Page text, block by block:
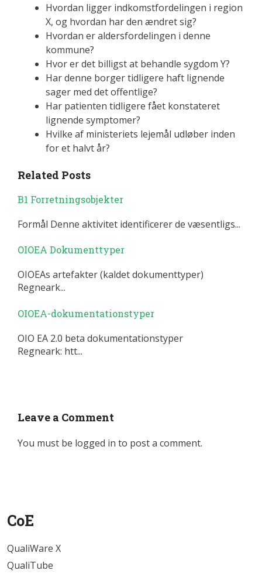
Hvordan ligger indkomstfordelingen i region
X, og hvordan har den ændret sig?
Hvordan er aldersfordelingen i denne
kommune?
Hvor er det billigst at behandle sygdom Y?
Har denne borger tidligere haft lignende
sager med det offentlige?
Har patienten tidligere fået konstateret
lignende symptomer?
Hvilke af ministeriets lejemål udløber inden
for et halvt år?
Related Posts
B1 Forretningsobjekter
Formål Denne aktivitet identificerer de væsentligs...
OIOEA Dokumenttyper
OIOEAs artefakter (kaldet dokumenttyper)
Regneark...
OIOEA-dokumentationstyper
OIO EA 2.0 beta dokumentationstyper
Regneark: htt...
Leave a Comment
You must be logged in to post a comment.
CoE
QualiWare X
QualiTube